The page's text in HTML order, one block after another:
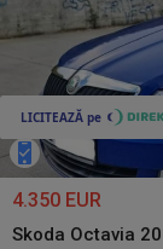
4.350 EUR
Skoda Octavia